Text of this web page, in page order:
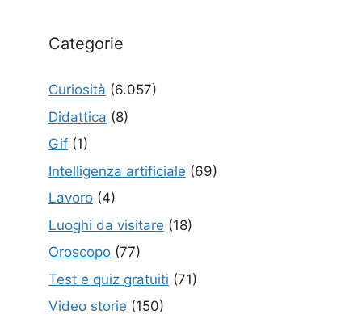
Categorie
Curiosità (6.057)
Didattica (8)
Gif (1)
Intelligenza artificiale (69)
Lavoro (4)
Luoghi da visitare (18)
Oroscopo (77)
Test e quiz gratuiti (71)
Video storie (150)